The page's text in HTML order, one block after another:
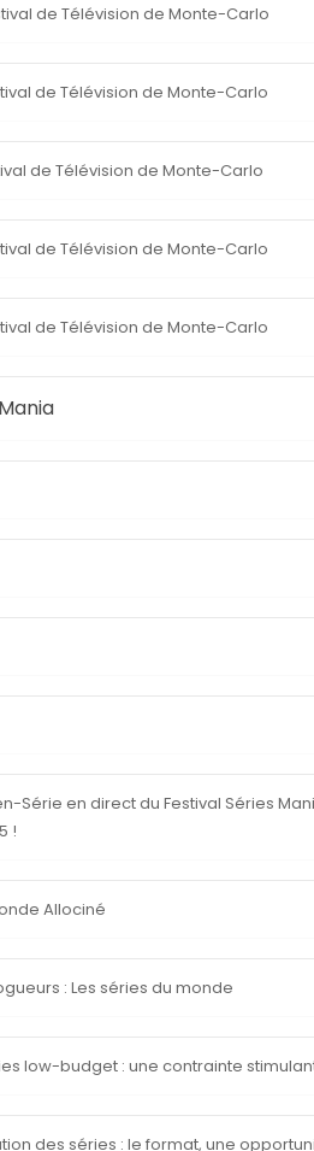
de Télévision de Monte-Carlo
de Télévision de Monte-Carlo
de Télévision de Monte-Carlo
de Télévision de Monte-Carlo
de Télévision de Monte-Carlo
Série en direct du Festival Séries
!
Allociné
: Les séries du monde
low-budget : une contrainte
des séries : le format, une